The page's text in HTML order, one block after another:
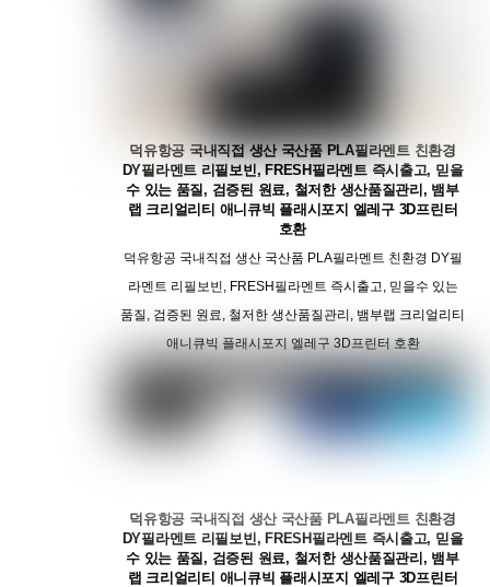
덕유항공 국내직접 생산 국산품 PLA필라멘트 친환경
DY필라멘트 리필보빈, FRESH필라멘트 즉시출고, 믿을
수 있는 품질, 검증된 원료, 철저한 생산품질관리, 뱀부
랩 크리얼리티 애니큐빅 플래시포지 엘레구 3D프린터
호환
덕유항공 국내직접 생산 국산품 PLA필라멘트 친환경 DY필
라멘트 리필보빈, FRESH필라멘트 즉시출고, 믿을수 있는
품질, 검증된 원료, 철저한 생산품질관리, 뱀부랩 크리얼리티
애니큐빅 플래시포지 엘레구 3D프린터 호환
덕유항공 국내직접 생산 국산품 PLA필라멘트 친환경
DY필라멘트 리필보빈, FRESH필라멘트 즉시출고, 믿을
수 있는 품질, 검증된 원료, 철저한 생산품질관리, 뱀부
랩 크리얼리티 애니큐빅 플래시포지 엘레구 3D프린터